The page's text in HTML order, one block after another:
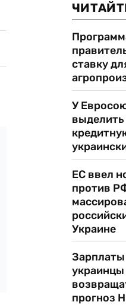
ставку
У
выделить
ЕС ввел
против
Украине
Зарплаты
украинцы
прогноз